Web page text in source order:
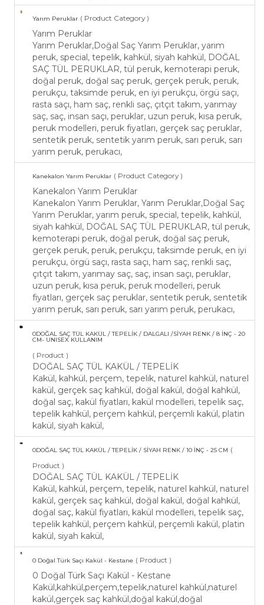
Yarım Peruklar ( Product Category )
Yarım Peruklar
Yarım Peruklar,Doğal Saç Yarım Peruklar, yarım
peruk, special, tepelik, kahkül, siyah kahkül, DOĞAL
SAÇ TÜL PERUKLAR, tül peruk, kemoterapi peruk,
doğal peruk, doğal saç peruk, gerçek peruk, peruk,
perukçu, taksimde peruk, en iyi perukçu, örgü saçı,
rasta saçı, ham saç, renkli saç, çıtçıt takım, yarımay
saç, saç, insan saçı, peruklar, uzun peruk, kısa peruk,
peruk modelleri, peruk fiyatları, gerçek saç peruklar,
sentetik peruk, sentetik yarım peruk, sarı peruk, sarı
yarım peruk, perukacı,
Kanekalon Yarım Peruklar ( Product Category )
Kanekalon Yarım Peruklar
Kanekalon Yarım Peruklar, Yarım Peruklar,Doğal Saç
Yarım Peruklar, yarım peruk, special, tepelik, kahkül,
siyah kahkül, DOĞAL SAÇ TÜL PERUKLAR, tül peruk,
kemoterapi peruk, doğal peruk, doğal saç peruk,
gerçek peruk, peruk, perukçu, taksimde peruk, en iyi
perukçu, örgü saçı, rasta saçı, ham saç, renkli saç,
çıtçıt takım, yarımay saç, saç, insan saçı, peruklar,
uzun peruk, kısa peruk, peruk modelleri, peruk
fiyatları, gerçek saç peruklar, sentetik peruk, sentetik
yarım peruk, sarı peruk, sarı yarım peruk, perukacı,
0DOĞAL SAÇ TÜL KAKÜL / TEPELİK / DALGALI /SİYAH RENK / 8 İNÇ - 20
CM- UNISEX KULLANIM
( Product )
DOĞAL SAÇ TÜL KAKÜL / TEPELİK
Kakül, kahkül, perçem, tepelik, naturel kahkül, naturel
kakül, gerçek saç kahkül, doğal kakül, doğal kahkül,
doğal saç, kakül fiyatları, kakül modelleri, tepelik saç,
tepelik kahkül, perçem kahkül, perçemli kakül, platin
kakül, siyah kakül,
​0DOĞAL SAÇ TÜL KAKÜL / TEPELİK / SİYAH RENK / 10 İNÇ - 25 CM (
Product )
DOĞAL SAÇ TÜL KAKÜL / TEPELİK
Kakül, kahkül, perçem, tepelik, naturel kahkül, naturel
kakül, gerçek saç kahkül, doğal kakül, doğal kahkül,
doğal saç, kakül fiyatları, kakül modelleri, tepelik saç,
tepelik kahkül, perçem kahkül, perçemli kakül, platin
kakül, siyah kakül,
0 Doğal Türk Saçı Kakül - Kestane ( Product )
0 Doğal Türk Saçı Kakül - Kestane
Kakül,kahkül,perçem,tepelik,naturel kahkül,naturel
kakül,gerçek saç kahkül,doğal kakül,doğal